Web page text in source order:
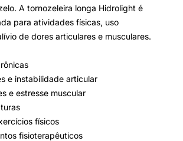
A tornozeleira longa Hidrolight é
para atividades físicas, uso
de dores articulares e musculares.
e instabilidade articular
e estresse muscular
físicos
fisioterapêuticos